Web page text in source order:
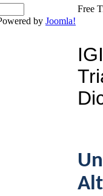
by Joomla!
Free